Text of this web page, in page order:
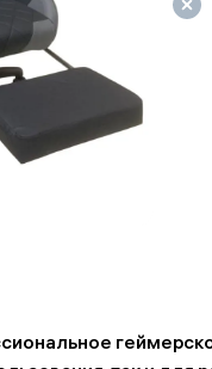
Очки виртуальной
Умные очки